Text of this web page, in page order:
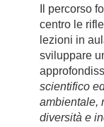
Il percorso
centro le
lezioni in
sviluppare
scientifico
ambientale,
diversità e